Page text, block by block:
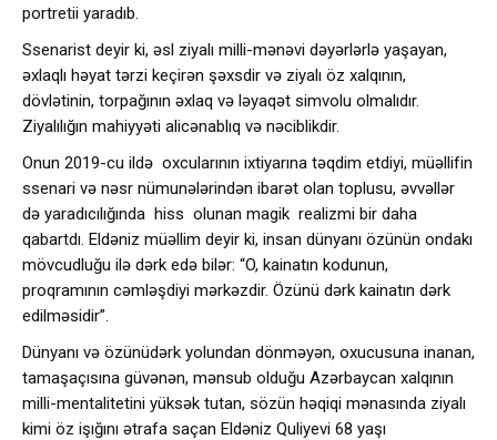
portretii yaradıb.
Ssenarist deyir ki, əsl ziyalı milli-mənəvi dəyərlərlə yaşayan,
əxlaqlı həyat tərzi keçirən şəxsdir və ziyalı öz xalqının,
dövlətinin, torpağının əxlaq və ləyaqət simvolu olmalıdır.
Ziyalılığın mahiyyəti alicənablıq və nəciblikdir.
Onun 2019-cu ildə oxcularının ixtiyarına təqdim etdiyi, müəllifin
ssenari və nəsr nümunələrindən ibarət olan toplusu, əvvəllər
də yaradıcılığında hiss olunan magik realizmi bir daha
qabartdı. Eldəniz müəllim deyir ki, insan dünyanı özünün ondakı
mövcudluğu ilə dərk edə bilər: “O, kainatın kodunun,
proqramının cəmləşdiyi mərkəzdir. Özünü dərk kainatın dərk
edilməsidir”.
Dünyanı və özünüdərk yolundan dönməyən, oxucusuna inanan,
tamaşaçısına güvənən, mənsub olduğu Azərbaycan xalqının
milli-mentalitetini yüksək tutan, sözün həqiqi mənasında ziyalı
kimi öz işığını ətrafa saçan Eldəniz Quliyevi 68 yaşı